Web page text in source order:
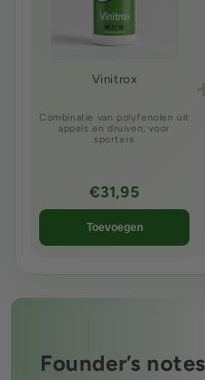
Vinitrox
Combinatie van polyfenolen uit
appels en druiven, voor
sporters
€31,95
Toevoegen
Founder’s notes